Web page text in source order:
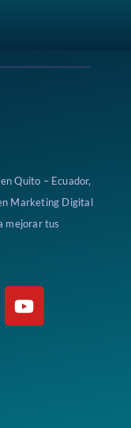
Quito – Ecuador,
Marketing Digital
mejorar tus